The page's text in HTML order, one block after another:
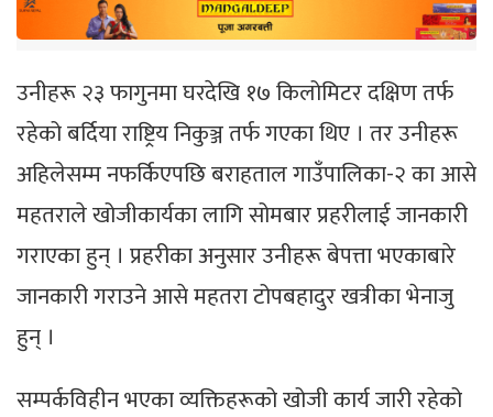
उनीहरू २३ फागुनमा घरदेखि १७ किलोमिटर दक्षिण तर्फ
रहेको बर्दिया राष्ट्रिय निकुञ्ज तर्फ गएका थिए । तर उनीहरू
अहिलेसम्म नफर्किएपछि बराहताल गाउँपालिका-२ का आसे
महतराले खोजीकार्यका लागि सोमबार प्रहरीलाई जानकारी
गराएका हुन् । प्रहरीका अनुसार उनीहरू बेपत्ता भएकाबारे
जानकारी गराउने आसे महतरा टोपबहादुर खत्रीका भेनाजु
हुन् ।
सम्पर्कविहीन भएका व्यक्तिहरूको खोजी कार्य जारी रहेको